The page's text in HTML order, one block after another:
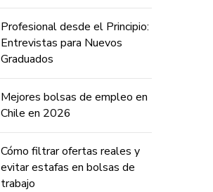
Profesional desde el Principio:
Entrevistas para Nuevos
Graduados
Mejores bolsas de empleo en
Chile en 2026
Cómo filtrar ofertas reales y
evitar estafas en bolsas de
trabajo